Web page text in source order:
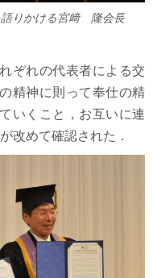
語りかける宮﨑 隆会長
ぞれの代表者による交
精神に則って奉仕の精
いくこと，お互いに連
改めて確認された．